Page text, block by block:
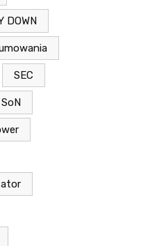
DOWN
SEC
SoN